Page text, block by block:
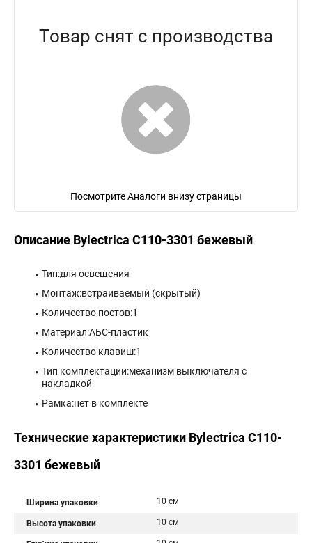
Товар снят с производства
Посмотрите Аналоги внизу страницы
Описание Bylectrica С110-3301 бежевый
Тип:для освещения
Монтаж:встраиваемый (скрытый)
Количество постов:1
Материал:АБС-пластик
Количество клавиш:1
Тип комплектации:механизм выключателя с
накладкой
Рамка:нет в комплекте
Технические характеристики Bylectrica С110-
3301 бежевый
Ширина упаковки 10 см
Высота упаковки 10 см